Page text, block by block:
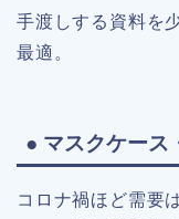
手渡しする資料を
最適。
● マスクケース
コロナ禍ほど需要